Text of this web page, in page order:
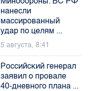
нанесли
массированный
удар по целям ...
5 августа, 8:41
Российский генерал
заявил о провале
40-дневного плана ...